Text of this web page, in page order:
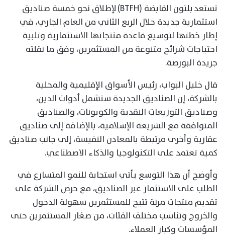
تستعد بلتون القابضة (BTFH) لإطلاق نحو خمسة صناديق
استثمارية جديدة خلال الربع الثاني من العام الجاري، في
إطار خطتها لتوسيع قاعدة منتجاتها الاستثمارية وتلبية
احتياجات شرائح متنوعة من المستثمرين، وفق ما نقلته
جريدة البورصة.
قال خليل البواب، رئيس الأسواق الإقليمية والمحلية
بالشركة، إن الصناديق الجديدة ستشمل أدوات الدين،
وصناديق التوزيعات النقدية والكوبونات، والصناديق
المتوافقة مع الشريعة الإسلامية، بالإضافة إلى صناديق
عقارية وأخرى مرتبطة بالمعادن النفيسة، إلى جانب صناديق
كمية تعتمد على التكنولوجيا والذكاء الاصطناعي.
وأوضح أن هذا التوسع يأتي استجابة للنمو المتسارع في
الطلب على الاستثمار عبر الصناديق، مع حرص الشركة على
تقديم منتجات مرنة تتيح للمستثمرين سهولة الدخول
والخروج وتناسب مختلف الفئات، من صغار المستثمرين حتى
المؤسسات وكبار العملاء.